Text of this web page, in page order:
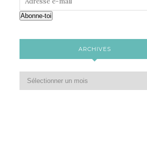
Abonne-toi
ARCHIVES